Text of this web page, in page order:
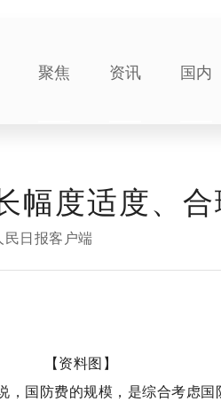
聚焦 资讯 国内
幅度适度、
民日报客户端
【资料图】
国防费的规模，是综合考虑